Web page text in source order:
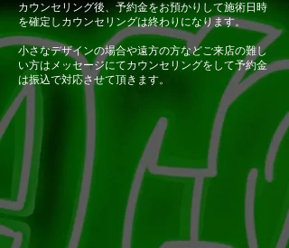
カウンセリング後、予約金をお預かりして施術日時
を確定しカウンセリングは終わりになります。
小さなデザインの場合や遠方の方などご来店の難し
い方はメッセージにてカウンセリングをして予約金
は振込で対応させて頂きます。